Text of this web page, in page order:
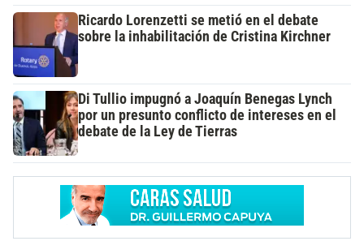
Ricardo Lorenzetti se metió en el debate
sobre la inhabilitación de Cristina Kirchner
Di Tullio impugnó a Joaquín Benegas Lynch
por un presunto conflicto de intereses en el
debate de la Ley de Tierras